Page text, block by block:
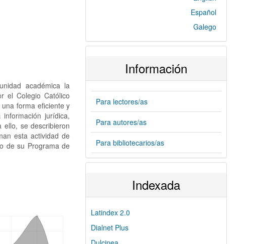
académica la
el Colegio Católico
forma eficiente y
jurídica,
ello, se describieron
esta actividad de
de su Programa de
Español
Galego
Información
Para lectores/as
Para autores/as
Para bibliotecarios/as
Indexada
Latindex 2.0
Dialnet Plus